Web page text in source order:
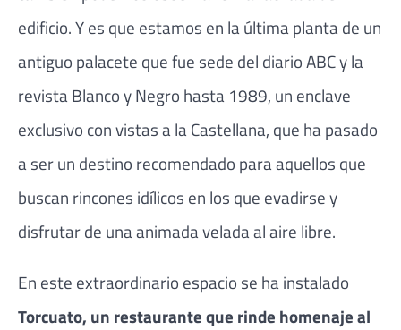
edificio. Y es que estamos en la última planta de un
antiguo palacete que fue sede del diario ABC y la
revista Blanco y Negro hasta 1989, un enclave
exclusivo con vistas a la Castellana, que ha pasado
a ser un destino recomendado para aquellos que
buscan rincones idílicos en los que evadirse y
disfrutar de una animada velada al aire libre.
En este extraordinario espacio se ha instalado
Torcuato, un restaurante que rinde homenaje al